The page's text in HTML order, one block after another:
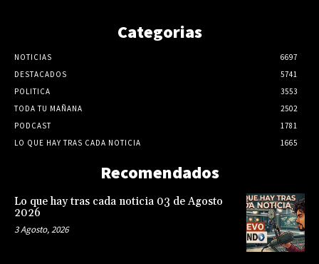
Categorias
NOTICIAS
6697
DESTACADOS
5741
POLITICA
3553
TODA TU MAÑANA
2502
PODCAST
1781
LO QUE HAY TRAS CADA NOTICIA
1665
Recomendados
Lo que hay tras cada noticia 03 de Agosto
2026
3 Agosto, 2026